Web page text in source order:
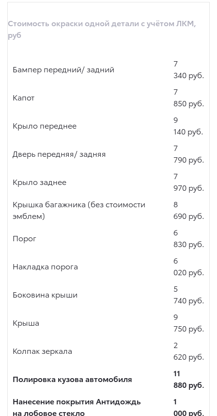
Стоимость окраски одной детали с учётом ЛКМ,
руб
Бампер передний/ задний
7
340 руб.
Капот
7
850 руб.
Крыло переднее
9
140 руб.
Дверь передняя/ задняя
7
790 руб.
Крыло заднее
7
970 руб.
Крышка багажника (без стоимости
эмблем)
8
690 руб.
Порог
6
830 руб.
Накладка порога
6
020 руб.
Боковина крыши
5
740 руб.
Крыша
9
750 руб.
Колпак зеркала
2
620 руб.
Полировка кузова автомобиля
11
880 руб.
Нанесение покрытия Антидождь
на лобовое стекло
1
000 руб.